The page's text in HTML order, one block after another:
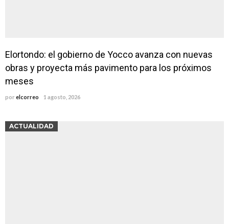
Elortondo: el gobierno de Yocco avanza con nuevas
obras y proyecta más pavimento para los próximos
meses
por elcorreo 1 agosto, 2026
ACTUALIDAD